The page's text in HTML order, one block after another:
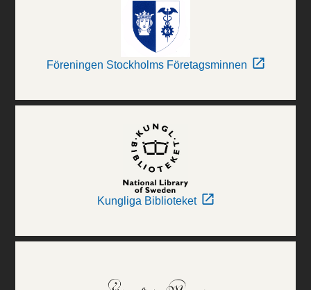
Föreningen Stockholms Företagsminnen
Kungliga Biblioteket